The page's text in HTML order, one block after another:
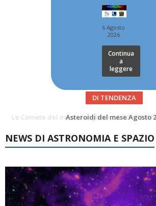
6 Agosto
2026
Continua
a
leggere
DI TENDENZA
Asteroidi del mese Agosto 2026
NEWS DI ASTRONOMIA E SPAZIO